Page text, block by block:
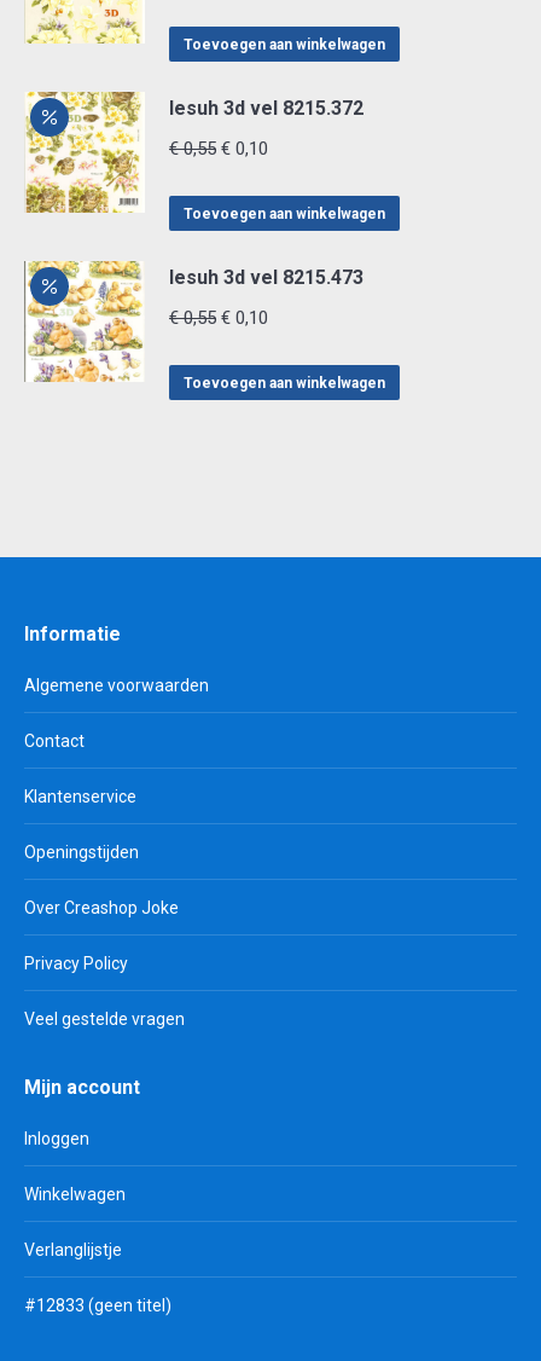
was:
is:
Toevoegen aan winkelwagen
lesuh 3d vel 8215.372
€0,55 Oorspronkelijke
was:
€ 0,10
is:
Toevoegen aan winkelwagen
lesuh 3d vel 8215.473
€0,55 Oorspronkelijke
was:
€ 0,10
is:
Toevoegen aan winkelwagen
Informatie
Algemene voorwaarden
Contact
Klantenservice
Openingstijden
Over Creashop Joke
Privacy Policy
Veel gestelde vragen
Mijn account
Inloggen
Winkelwagen
Verlanglijstje
#12833 (geen titel)